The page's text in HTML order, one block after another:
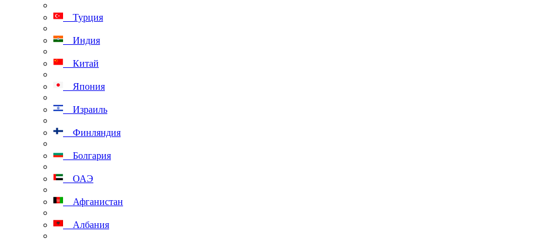
Турция
Индия
Китай
Япония
Израиль
Финляндия
Болгария
ОАЭ
Афганистан
Албания